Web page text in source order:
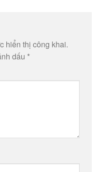
hiển thị công khai.
dấu *